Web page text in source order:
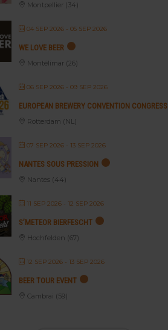
Montpellier (34)
04 SEP 2026 - 05 SEP 2026
WE LOVE BEER
Montélimar (26)
06 SEP 2026 - 09 SEP 2026
EUROPEAN BREWERY CONVENTION CONGRESS
Rotterdam (NL)
07 SEP 2026 - 13 SEP 2026
NANTES SOUS PRESSION
Nantes (44)
11 SEP 2026 - 12 SEP 2026
S’METEOR BIERFESCHT
Hochfelden (67)
12 SEP 2026 - 13 SEP 2026
BEER TOUR EVENT
Cambrai (59)